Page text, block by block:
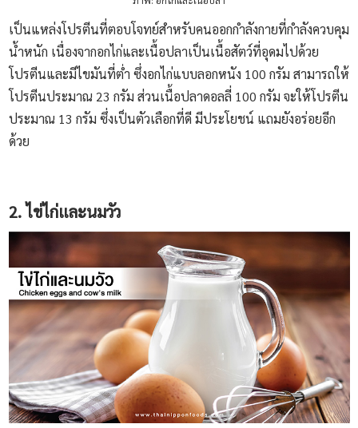
เป็นแหล่งโปรตีนที่ตอบโจทย์สำหรับคนออกกำลังกายที่กำลังควบคุม
น้ำหนัก เนื่องจากอกไก่และเนื้อปลาเป็นเนื้อสัตว์ที่อุดมไปด้วย
โปรตีนและมีไขมันที่ต่ำ ซึ่งอกไก่แบบลอกหนัง 100 กรัม สามารถให้
โปรตีนประมาณ 23 กรัม ส่วนเนื้อปลาดอลลี่ 100 กรัม จะให้โปรตีน
ประมาณ 13 กรัม ซึ่งเป็นตัวเลือกที่ดี มีประโยชน์ แถมยังอร่อยอีก
ด้วย
2. ไข่ไก่และนมวัว